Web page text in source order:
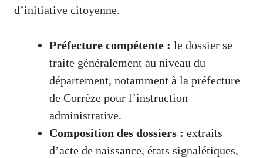
d’initiative citoyenne.
Préfecture compétente : le dossier se
traite généralement au niveau du
département, notamment à la préfecture
de Corrèze pour l’instruction
administrative.
Composition des dossiers : extraits
d’acte de naissance, états signalétiques,